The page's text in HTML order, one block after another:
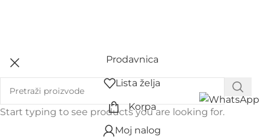
Start typing to see products you are looking for.
Prodavnica
Lista želja
Korpa
Moj nalog